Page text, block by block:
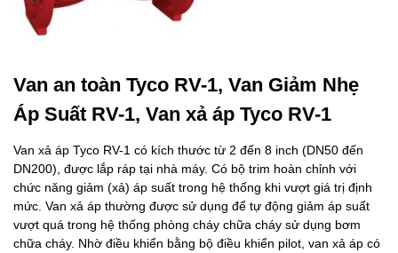
Van an toàn Tyco RV-1, Van Giảm Nhẹ
Áp Suất RV-1, Van xả áp Tyco RV-1
Van xả áp Tyco RV-1 có kích thước từ 2 đến 8 inch (DN50 đến
DN200), được lắp ráp tại nhà máy. Có bộ trim hoàn chỉnh với
chức năng giảm (xả) áp suất trong hệ thống khi vượt giá trị định
mức. Van xả áp thường được sử dụng để tự động giảm áp suất
vượt quá trong hệ thống phòng cháy chữa cháy sử dụng bơm
chữa cháy. Nhờ điều khiển bằng bộ điều khiển pilot, van xả áp có